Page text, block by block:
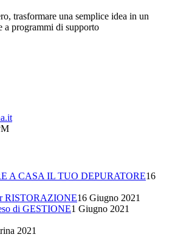
trasformare una semplice idea in un
a programmi di supporto
A CASA IL TUO DEPURATORE16
RISTORAZIONE16 Giugno 2021
di GESTIONE1 Giugno 2021
2021